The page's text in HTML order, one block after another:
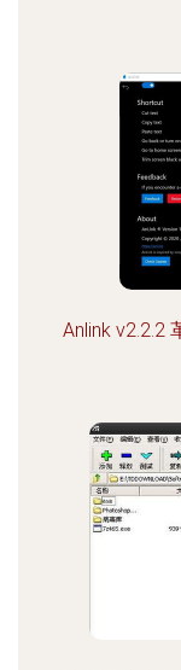
Anlink v2.2.2